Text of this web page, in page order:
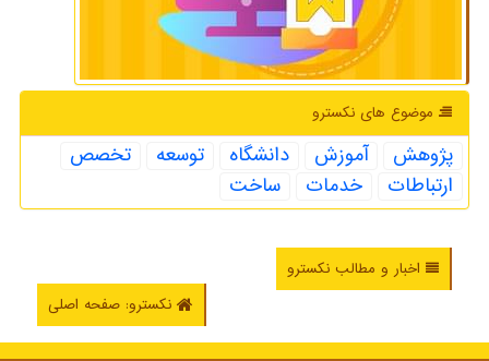
موضوع های نكسترو
پژوهش آموزش دانشگاه توسعه
تخصص
ارتباطات
خدمات ساخت
اخبار و مطالب نکسترو
نکسترو: صفحه اصلی